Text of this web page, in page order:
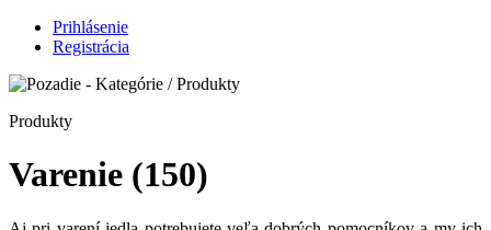
Prihlásenie
Registrácia
Produkty
Varenie (150)